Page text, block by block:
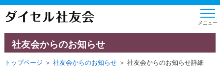
社友会からのお知らせ
トップページ ＞ 社友会からのお知らせ＞ 社友会からのお知らせ詳細